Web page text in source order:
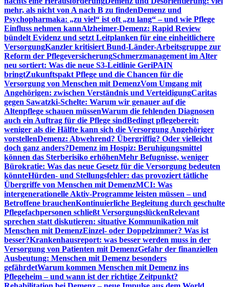
mehr, als nicht von A nach B zu findenDemenz und
Psychopharmaka: „zu viel“ ist oft „zu lang“ – und wie Pflege
Einfluss nehmen kannAlzheimer-Demenz: Rapid Review
bündelt Evidenz und setzt Leitplanken für eine einheitlichere
VersorgungKanzler kritisiert Bund-Länder-Arbeitsgruppe zur
Reform der PflegeversicherungSchmerzmanagement im Alter
neu sortiert: Was die neue S3-Leitlinie GeriPAIN
bringtZukunftspakt Pflege und die Chancen für die
Versorgung von Menschen mit DemenzVom Umgang mit
Angehörigen: zwischen Verständnis und VerteidigungCaritas
gegen Sawatzki-Schelte: Warum wir genauer auf die
Altenpflege schauen müssenWarum die fehlenden Diagnosen
auch ein Auftrag für die Pflege sindBedingt pflegebereit:
weniger als die Hälfte kann sich die Versorgung Angehöriger
vorstellenDemenz: Abwehrend? Übergriffig? Oder vielleicht
doch ganz anders?Demenz im Hospiz: Beruhigungsmittel
können das Sterberisiko erhöhenMehr Befugnisse, weniger
Bürokratie: Was das neue Gesetz für die Versorgung bedeuten
könnteHürden- und Stellungsfehler: das provoziert tätliche
Übergriffe von Menschen mit DemenzMCI: Was
intergenerationelle Aktiv-Programme leisten müssen – und
Betroffene brauchenKontinuierliche Begleitung durch geschulte
Pflegefachpersonen schließt VersorgungslückenRelevant
sprechen statt diskutieren: situative Kommunikation mit
Menschen mit DemenzEinzel- oder Doppelzimmer? Was ist
besser?Krankenhausreport: was besser werden muss in der
Versorgung von Patienten mit DemenzGefahr der finanziellen
Ausbeutung: Menschen mit Demenz besonders
gefährdetWarum kommen Menschen mit Demenz ins
Pflegeheim – und wann ist der richtige Zeitpunkt?